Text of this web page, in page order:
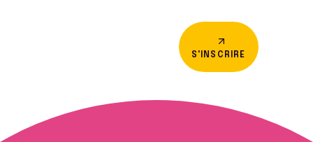
S'INSCRIRE